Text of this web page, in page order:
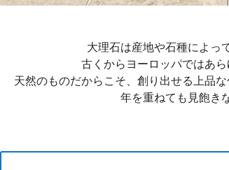
大理石は産地や石種によっ
古くからヨーロッパではあ
天然のものだからこそ、創り出せる上品
年を重ねても見飽き